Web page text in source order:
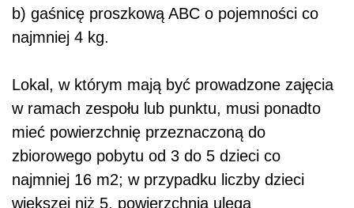
b) gaśnicę proszkową ABC o pojemności co
najmniej 4 kg.
Lokal, w którym mają być prowadzone zajęcia
w ramach zespołu lub punktu, musi ponadto
mieć powierzchnię przeznaczoną do
zbiorowego pobytu od 3 do 5 dzieci co
najmniej 16 m2; w przypadku liczby dzieci
większej niż 5, powierzchnia ulega